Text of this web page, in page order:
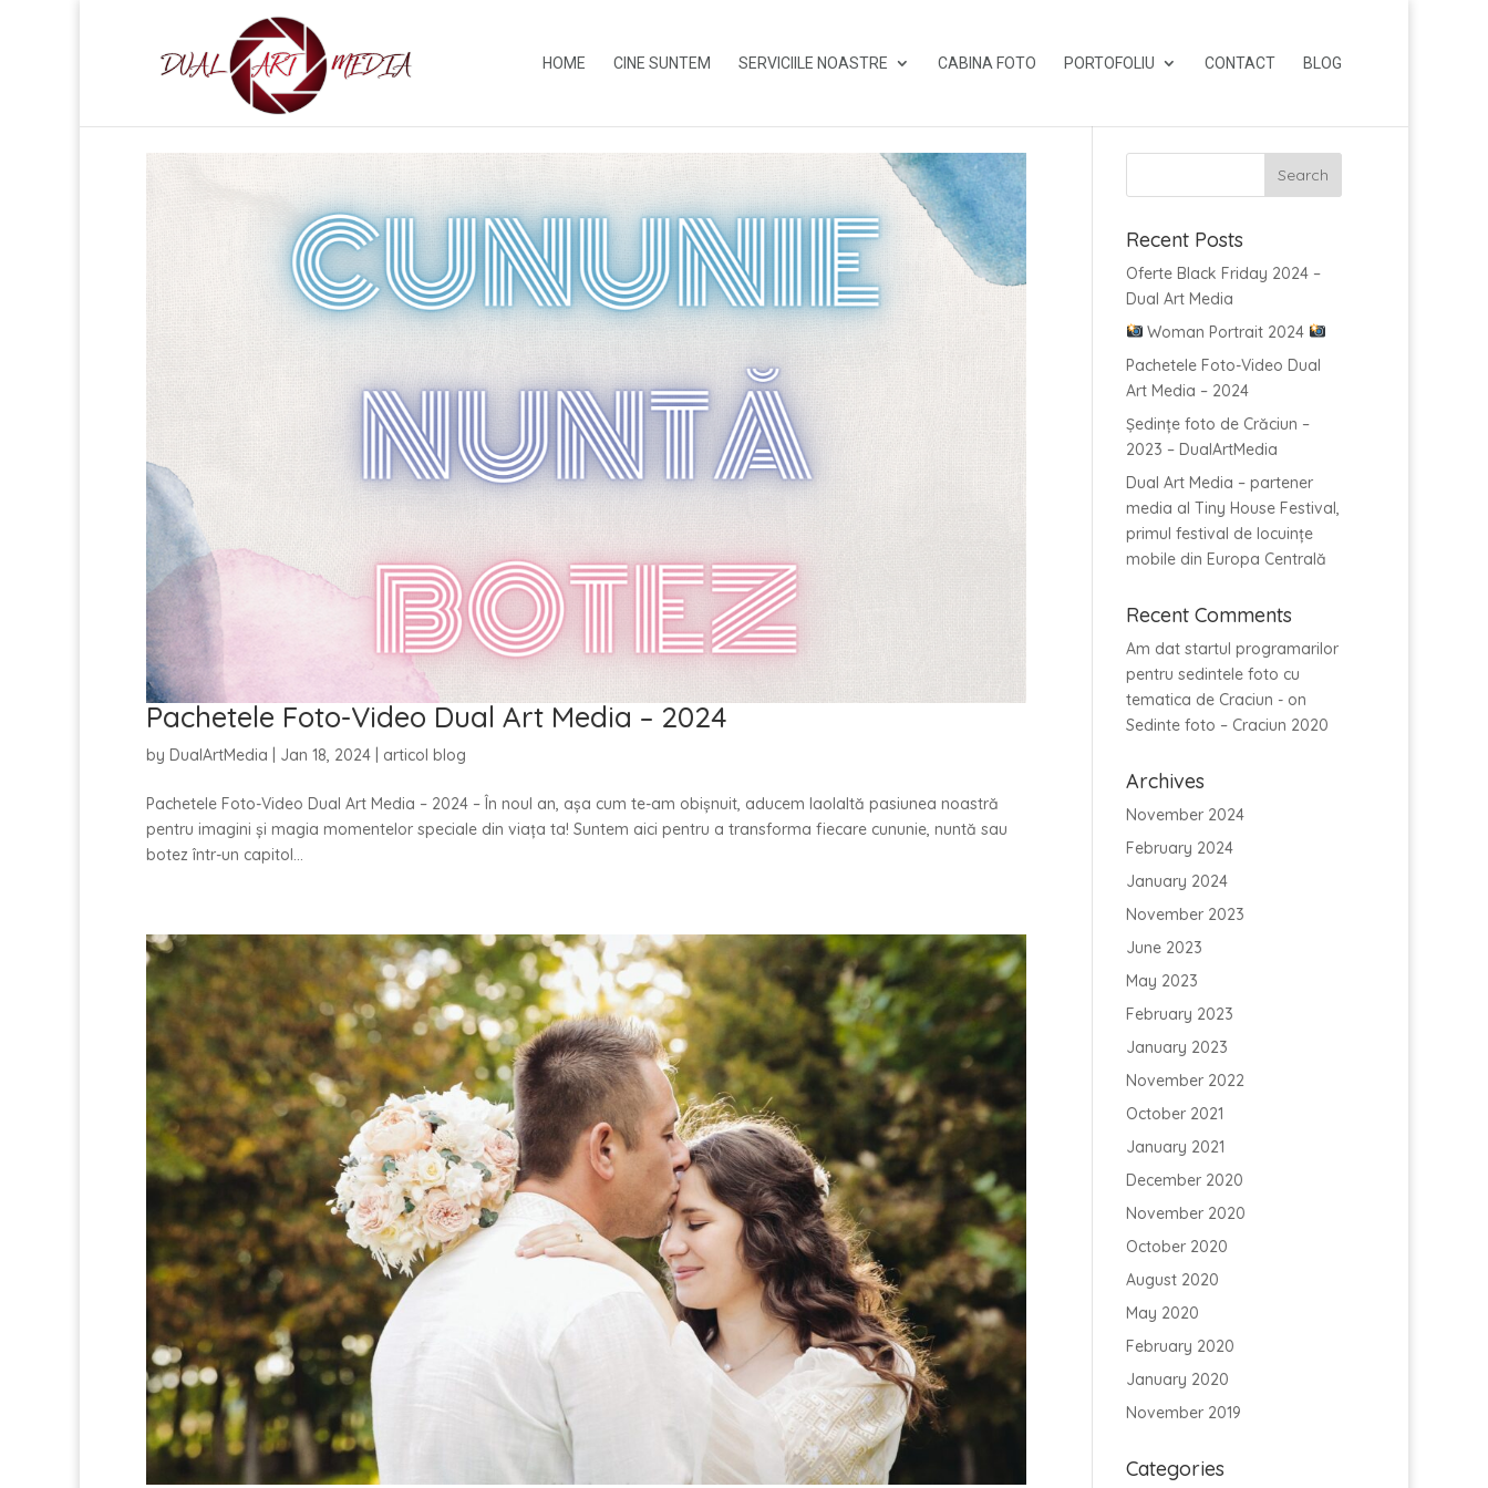
HOME CINE SUNTEM SERVICIILE NOASTRE CABINA FOTO PORTOFOLIU CONTACT BLOG
Pachetele Foto-Video Dual Art Media – 2024
by DualArtMedia Jan 18, 2024 articol blog
Pachetele Foto-Video Dual Art Media – 2024 – În noul an, așa cum te-am obișnuit, aducem laolaltă pasiunea noastră
pentru imagini și magia momentelor speciale din viața ta! Suntem aici pentru a transforma fiecare cununie, nuntă sau
botez într-un capitol...
Recent Posts
Oferte Black Friday 2024 –
Dual Art Media
Woman Portrait 2024
Pachetele Foto-Video Dual
Art Media – 2024
Ședințe foto de Crăciun –
2023 – DualArtMedia
Dual Art Media – partener
media al Tiny House Festival,
primul festival de locuințe
mobile din Europa Centrală
Recent Comments
Am dat startul programarilor
pentru sedintele foto cu
tematica de Craciun -on
Sedinte foto – Craciun 2020
Archives
November 2024
February 2024
January 2024
November 2023
June 2023
May 2023
February 2023
January 2023
November 2022
October 2021
January 2021
December 2020
November 2020
October 2020
August 2020
May 2020
February 2020
January 2020
November 2019
Categories